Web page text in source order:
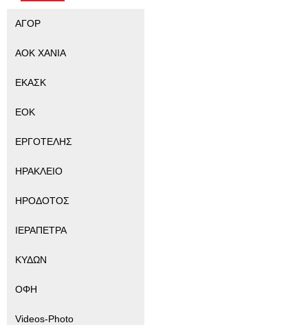
ΑΓΟΡ
ΑΟΚ ΧΑΝΙΑ
ΕΚΑΣΚ
ΕΟΚ
ΕΡΓΟΤΕΛΗΣ
ΗΡΑΚΛΕΙΟ
ΗΡΟΔΟΤΟΣ
ΙΕΡΑΠΕΤΡΑ
ΚΥΔΩΝ
ΟΦΗ
Videos-Photo